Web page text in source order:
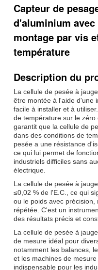
Capteur de
d'aluminium
montage par vis
température
Description du
La cellule de pesée à
être montée à l'aide d'une
facile à installer et à
de température sur le
garantit que la cellule de
dans des conditions de
pesée a une résistance
ce qui lui permet de
industriels difficiles sans
électrique.
La cellule de pesée à
≤0,02 % de l'E.C., ce qui
ou le poids avec
répétée. C'est un
des résultats précis et
La cellule de pesée à
de mesure idéal pour
notamment les balances,
et les machines de
indispensable pour les